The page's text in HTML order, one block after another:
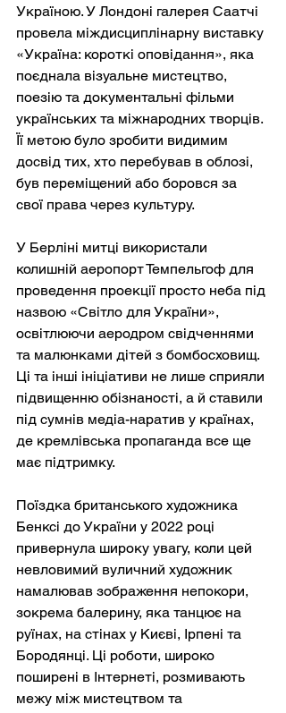
Україною. У Лондоні галерея Саатчі
провела міждисциплінарну виставку
«Україна: короткі оповідання», яка
поєднала візуальне мистецтво,
поезію та документальні фільми
українських та міжнародних творців.
Її метою було зробити видимим
досвід тих, хто перебував в облозі,
був переміщений або боровся за
свої права через культуру.
У Берліні митці використали
колишній аеропорт Темпельгоф для
проведення проекції просто неба під
назвою «Світло для України»,
освітлюючи аеродром свідченнями
та малюнками дітей з бомбосховищ.
Ці та інші ініціативи не лише сприяли
підвищенню обізнаності, а й ставили
під сумнів медіа-наратив у країнах,
де кремлівська пропаганда все ще
має підтримку.
Поїздка британського художника
Бенксі до України у 2022 році
привернула широку увагу, коли цей
невловимий вуличний художник
намалював зображення непокори,
зокрема балерину, яка танцює на
руїнах, на стінах у Києві, Ірпені та
Бородянці. Ці роботи, широко
поширені в Інтернеті, розмивають
межу між мистецтвом та